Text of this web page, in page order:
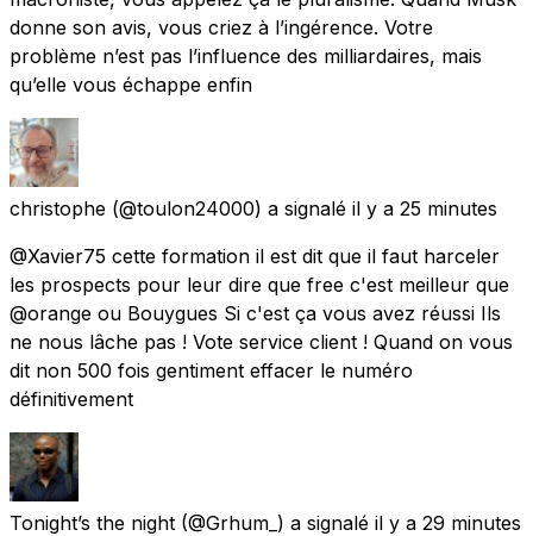
donne son avis, vous criez à l’ingérence. Votre
problème n’est pas l’influence des milliardaires, mais
qu’elle vous échappe enfin
christophe (@toulon24000) a signalé il y a 25 minutes
@Xavier75 cette formation il est dit que il faut harceler
les prospects pour leur dire que free c'est meilleur que
@orange ou Bouygues Si c'est ça vous avez réussi Ils
ne nous lâche pas ! Vote service client ! Quand on vous
dit non 500 fois gentiment effacer le numéro
définitivement
Tonight’s the night (@Grhum_) a signalé il y a 29 minutes